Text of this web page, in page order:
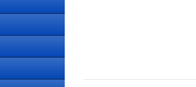
tel.